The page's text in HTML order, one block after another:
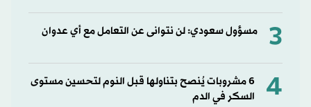
3 مسؤول سعودي: لن نتوانى عن التعامل مع أي عدوان
4
6 مشروبات يُنصح بتناولها قبل النوم لتحسين مستوى
السكر في الدم